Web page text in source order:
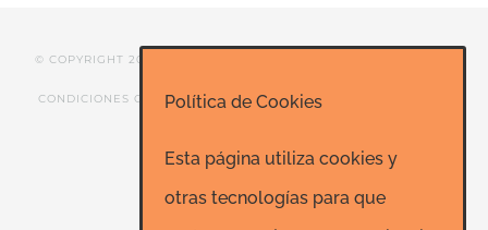
© COPYRIGHT 2020 ESCUELA DE RISOTERAPIA DE MADRID |
CONDICIONES GENERALES|CONTACTO
Política de Cookies
Esta página utiliza cookies y
otras tecnologías para que